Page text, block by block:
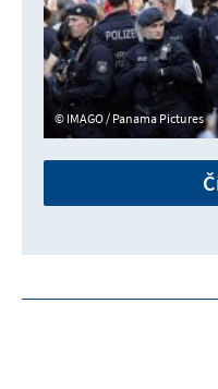
IMAGO / Panama Pictures